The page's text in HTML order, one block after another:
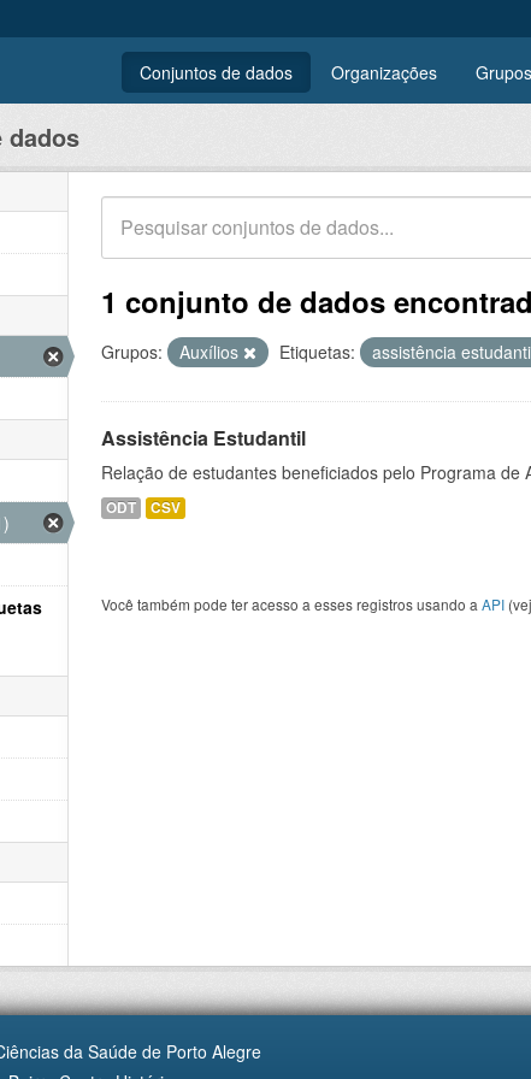
Conjuntos de dados Organizações Grupos
dados
1 conjunto de dados
Grupos: Auxílios Etiquetas: assistência
Assistência Estudantil
Relação de estudantes beneficiados pelo Programa de
ODT CSV
Você também pode ter acesso a esses registros usando a API
da Saúde de Porto Alegre